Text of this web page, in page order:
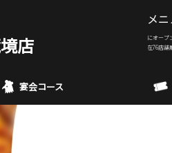
店
メ
にオープ
在76店舗
宴会コース